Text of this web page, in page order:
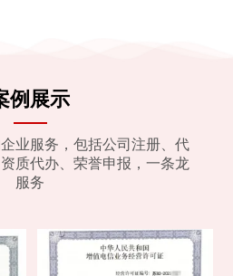
例展示
业服务，包括公司注册、代
质代办、荣誉申报，一条龙
服务